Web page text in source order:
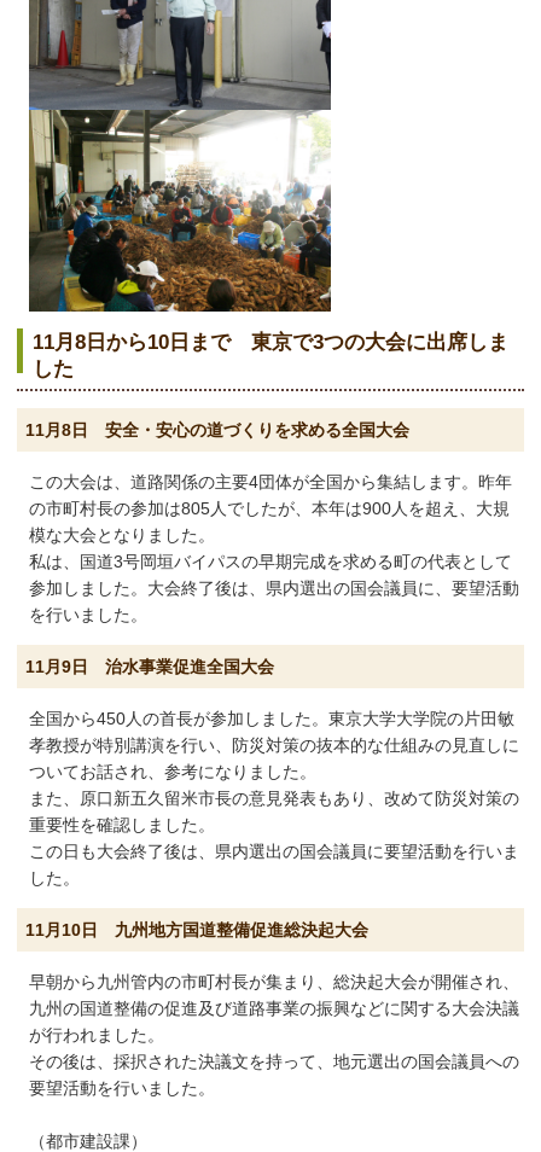
11月8日から10日まで 東京で3つの大会に出席しま
した
11月8日 安全・安心の道づくりを求める全国大会
この大会は、道路関係の主要4団体が全国から集結します。昨年
の市町村長の参加は805人でしたが、本年は900人を超え、大規
模な大会となりました。
私は、国道3号岡垣バイパスの早期完成を求める町の代表として
参加しました。大会終了後は、県内選出の国会議員に、要望活動
を行いました。
11月9日 治水事業促進全国大会
全国から450人の首長が参加しました。東京大学大学院の片田敏
孝教授が特別講演を行い、防災対策の抜本的な仕組みの見直しに
ついてお話され、参考になりました。
また、原口新五久留米市長の意見発表もあり、改めて防災対策の
重要性を確認しました。
この日も大会終了後は、県内選出の国会議員に要望活動を行いま
した。
11月10日 九州地方国道整備促進総決起大会
早朝から九州管内の市町村長が集まり、総決起大会が開催され、
九州の国道整備の促進及び道路事業の振興などに関する大会決議
が行われました。
その後は、採択された決議文を持って、地元選出の国会議員への
要望活動を行いました。
（都市建設課）